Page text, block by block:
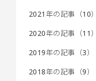
2021年の記事（10）
2020年の記事（11）
2019年の記事（3）
2018年の記事（9）